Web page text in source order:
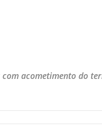
acometimento do